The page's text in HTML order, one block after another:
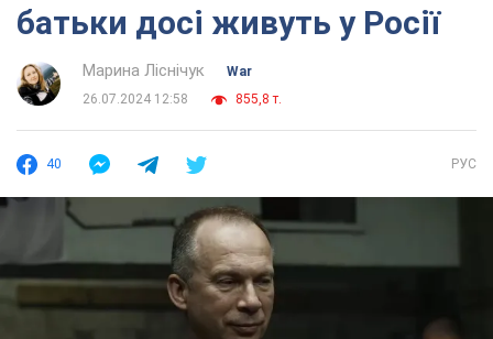
батьки досі живуть у Росії
Марина Ліснічук
War
26.07.2024 12:58
855,8 т.
40 РУС